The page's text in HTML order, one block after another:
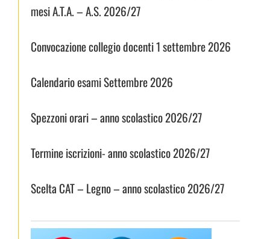
mesi A.T.A. – A.S. 2026/27
Convocazione collegio docenti 1 settembre 2026
Calendario esami Settembre 2026
Spezzoni orari – anno scolastico 2026/27
Termine iscrizioni- anno scolastico 2026/27
Scelta CAT – Legno – anno scolastico 2026/27